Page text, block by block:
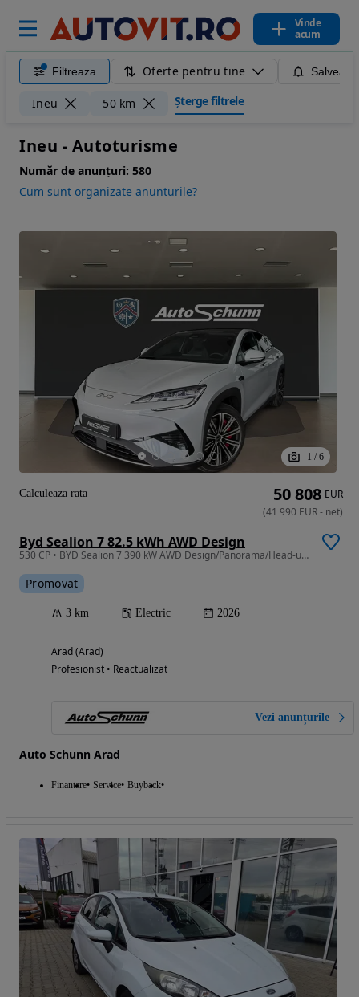
Vinde
acum
Filtreaza Oferte pentru tine
Ineu 50 km Șterge filtrele
Ineu - Autoturisme
Număr de anunțuri: 580
Cum sunt organizate anunturile?
1 / 6
Byd Sealion 7 82.5 kWh AWD Design
530 CP • BYD Sealion 7 390 kW AWD Design/Panorama/Head-up/360
Promovat
3 km Electric 2026
Arad (Arad)
Profesionist • Reactualizat
Vezi anunțurile
Auto Schunn Arad
Finantare Service Buyback
50 808 EUR
(41 990 EUR- net)
Calculeaza rata